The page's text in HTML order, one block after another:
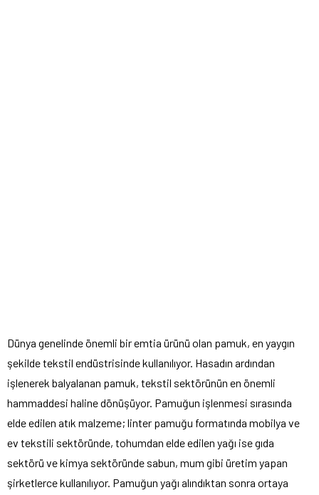
Dünya genelinde önemli bir emtia ürünü olan pamuk, en yaygın
şekilde tekstil endüstrisinde kullanılıyor. Hasadın ardından
işlenerek balyalanan pamuk, tekstil sektörünün en önemli
hammaddesi haline dönüşüyor. Pamuğun işlenmesi sırasında
elde edilen atık malzeme; linter pamuğu formatında mobilya ve
ev tekstili sektöründe, tohumdan elde edilen yağı ise gıda
sektörü ve kimya sektöründe sabun, mum gibi üretim yapan
şirketlerce kullanılıyor. Pamuğun yağı alındıktan sonra ortaya